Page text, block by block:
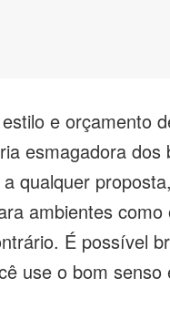
e orçamento
esmagadora
qualquer
ambientes
É possível
use o bom senso